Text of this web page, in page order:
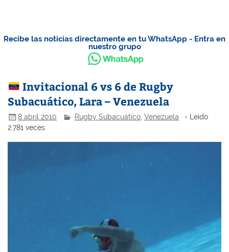
Recibe las noticias directamente en tu WhatsApp - Entra en
nuestro grupo
Invitacional 6 vs 6 de Rugby
Subacuático, Lara – Venezuela
8 abril 2010 Rugby Subacuático ,Venezuela
- Leído
2.781 veces